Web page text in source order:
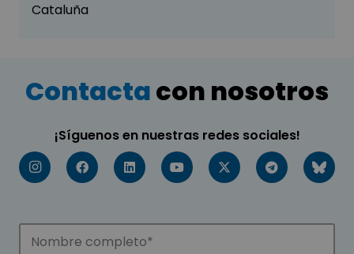
Cataluña
Contactacon nosotros
¡Síguenos en nuestras redes sociales!